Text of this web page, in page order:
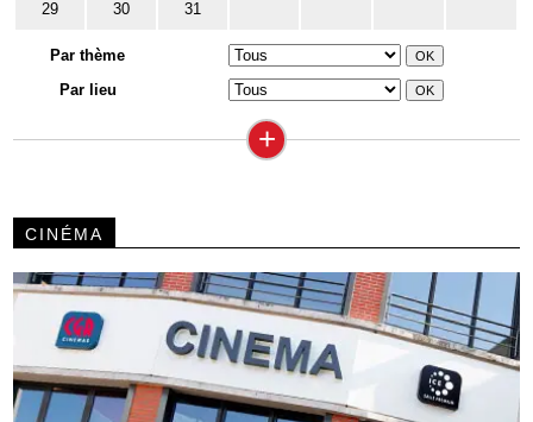
29 30 31
Par thème
Par lieu
+
CINÉMA